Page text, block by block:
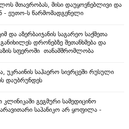
მთავრობას, მისი დაუყოვნებლივი და
- ეუთო-ს წარმომადგენელი
და აზერბაიჯანის საგარეო საქმეთა
განიხილეს დრონებზე შეთანხმება და
სფეროში თანამშრომლობა
საჰაერო სივრცეში რუსული
დაუბრუნდეს
გეგმური სამედიცინო
არავითარი საპანიკო არ ყოფილა -